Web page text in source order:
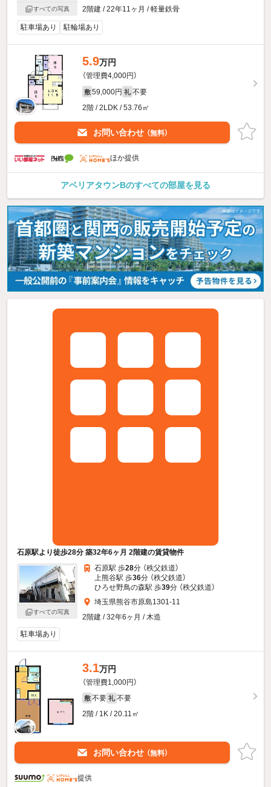
すべての写真
2階建 / 22年11ヶ月 / 軽量鉄骨
駐車場あり 駐輪場あり
5.9万円
（管理費4,000円）
敷 59,000円 礼 不要
2階 / 2LDK / 53.76㎡
お問い合わせ （無料）
ほか提供
アベリアタウンBのすべての部屋を見る
石原駅より徒歩28分 築32年6ヶ月 2階建の賃貸物件
すべての写真
石原駅 歩28分 （秩父鉄道）
上熊谷駅 歩36分 （秩父鉄道）
ひろせ野鳥の森駅 歩39分 （秩父鉄道）
埼玉県熊谷市原島1301-11
2階建 / 32年6ヶ月 / 木造
駐車場あり
3.1万円
（管理費1,000円）
敷 不要 礼 不要
2階 / 1K / 20.11㎡
お問い合わせ （無料）
提供